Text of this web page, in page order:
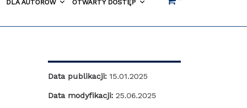
DLA AUTORÓW OTWARTY DOSTĘP
Data publikacji: 15.01.2025
Data modyfikacji: 25.06.2025